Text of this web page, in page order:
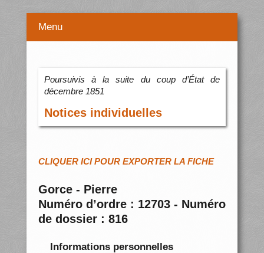
Menu
Poursuivis à la suite du coup d’État de
décembre 1851
Notices individuelles
CLIQUER ICI POUR EXPORTER LA FICHE
Gorce - Pierre
Numéro d’ordre : 12703 - Numéro
de dossier : 816
Informations personnelles